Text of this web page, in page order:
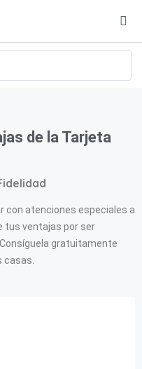
de la Tarjeta
con atenciones especiales a
tus ventajas por ser
gratuitamente
casas.